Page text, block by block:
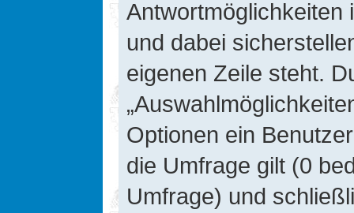
Antwortmöglichkeiten
und dabei
eigenen Zeile steht.
Optionen ein
die Umfrage gilt (0
Umfrage) und